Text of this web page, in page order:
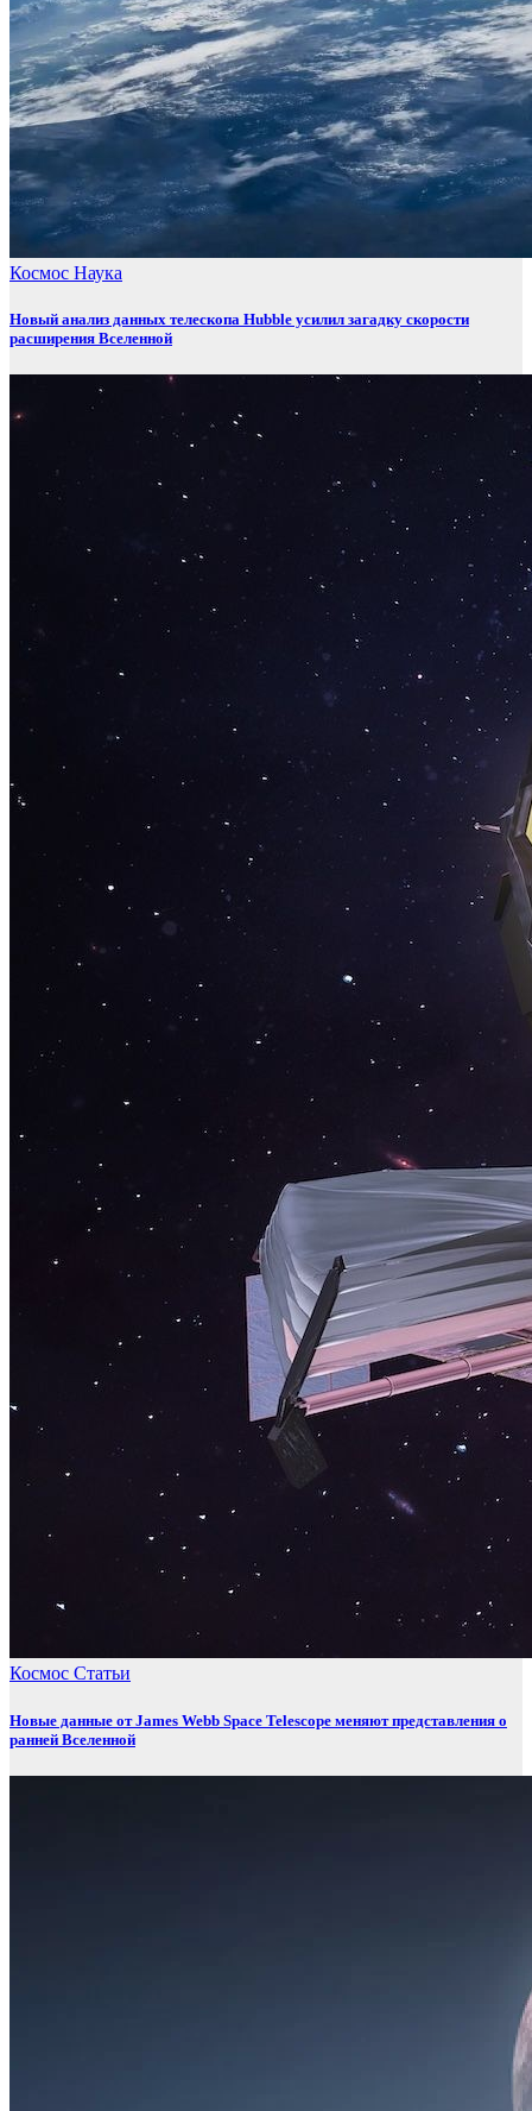
Космос Наука
Новый анализ данных телескопа Hubble усилил загадку скорости
расширения Вселенной
Космос Статьи
Новые данные от James Webb Space Telescope меняют представления о
ранней Вселенной